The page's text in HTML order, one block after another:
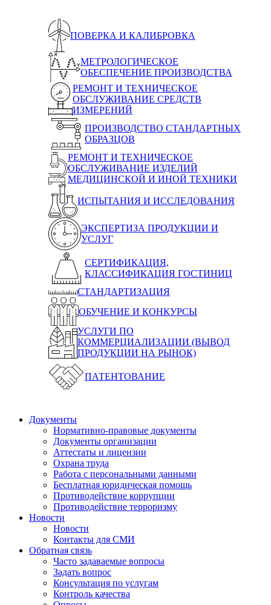
ПОВЕРКА И КАЛИБРОВКА
МЕТРОЛОГИЧЕСКОЕ
ОБЕСПЕЧЕНИЕ ПРОИЗВОДСТВА
РЕМОНТ И ТЕХНИЧЕСКОЕ
ОБСЛУЖИВАНИЕ СРЕДСТВ
ИЗМЕРЕНИЙ
ПРОИЗВОДСТВО СТАНДАРТНЫХ
ОБРАЗЦОВ
РЕМОНТ И ТЕХНИЧЕСКОЕ
ОБСЛУЖИВАНИЕ ИЗДЕЛИЙ
МЕДИЦИНСКОЙ И ИНОЙ ТЕХНИКИ
ИСПЫТАНИЯ И ИССЛЕДОВАНИЯ
ЭКСПЕРТИЗА ПРОДУКЦИИ И
УСЛУГ
СЕРТИФИКАЦИЯ,
КЛАССИФИКАЦИЯ ГОСТИНИЦ
СТАНДАРТИЗАЦИЯ
ОБУЧЕНИЕ И КОНКУРСЫ
УСЛУГИ ПО
КОММЕРЦИАЛИЗАЦИИ (ВЫВОД
ПРОДУКЦИИ НА РЫНОК)
ПАТЕНТОВАНИЕ
Документы
Нормативно-правовые документы
Документы организации
Аттестаты и лицензии
Охрана труда
Работа с персональными данными
Бесплатная юридическая помощь
Противодействие коррупции
Противодействие терроризму
Новости
Новости
Контакты для СМИ
Обратная связь
Часто задаваемые вопросы
Задать вопрос
Консультация по услугам
Контроль качества